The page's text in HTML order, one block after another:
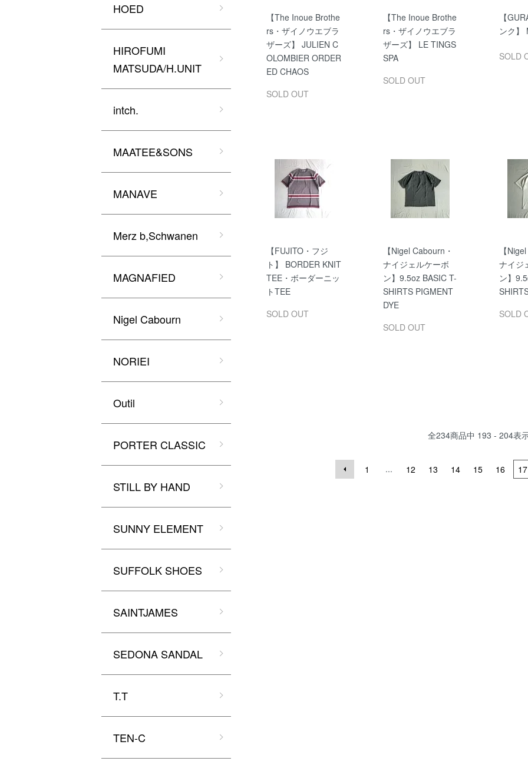
【The Inoue Brothe
rs・ザイノウエブラ
ザーズ】 JULIEN C
OLOMBIER ORDER
ED CHAOS
SOLD OUT
【The Inoue Brothe
rs・ザイノウエブラ
ザーズ】 LE TINGS
SPA
SOLD OUT
【
ンク】
SOLD
【FUJITO・フジ
ト】 BORDER KNIT
TEE・ボーダーニッ
トTEE
SOLD OUT
【Nigel Cabourn・
ナイジェルケーボ
ン】9.5oz BASIC T-
SHIRTS PIGMENT
DYE
SOLD OUT
【
ナイジ
ン】
SOLD
全234商品中 193 - 204表
1 ... 12 13 14 15 16 17
HOED
HIROFUMI
MATSUDA/H.UNIT
intch.
MAATEE&SONS
MANAVE
Merz b,Schwanen
MAGNAFIED
Nigel Cabourn
NORIEI
Outil
PORTER CLASSIC
STILL BY HAND
SUNNY ELEMENT
SUFFOLK SHOES
SAINTJAMES
SEDONA SANDAL
T.T
TEN-C